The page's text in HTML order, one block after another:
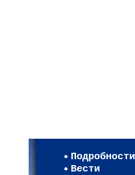
Подробности
Вести